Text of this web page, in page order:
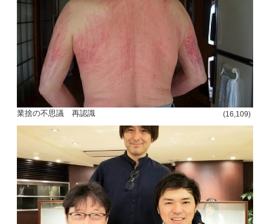
業捨の不思議 再認識 (16,109)